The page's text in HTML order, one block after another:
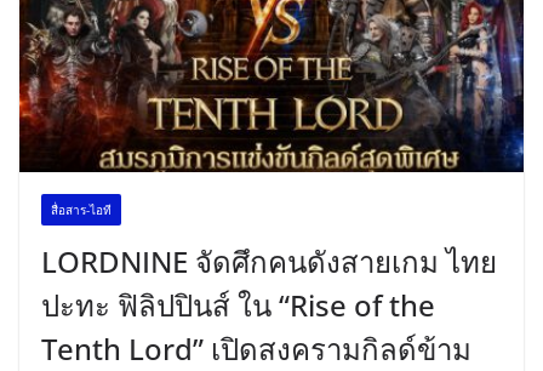
สื่อสาร-ไอที
LORDNINE จัดศึกคนดังสายเกม ไทย
ปะทะ ฟิลิปปินส์ ใน “Rise of the
Tenth Lord” เปิดสงครามกิลด์ข้าม